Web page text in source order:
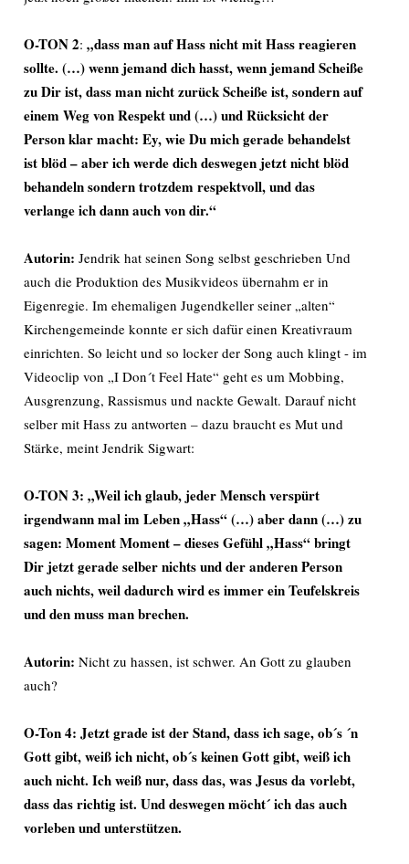
O-TON 2: „dass man auf Hass nicht mit Hass reagieren
sollte. (…) wenn jemand dich hasst, wenn jemand Scheiße
zu Dir ist, dass man nicht zurück Scheiße ist, sondern auf
einem Weg von Respekt und (…) und Rücksicht der
Person klar macht: Ey, wie Du mich gerade behandelst
ist blöd – aber ich werde dich deswegen jetzt nicht blöd
behandeln sondern trotzdem respektvoll, und das
verlange ich dann auch von dir.“
Autorin: Jendrik hat seinen Song selbst geschrieben Und
auch die Produktion des Musikvideos übernahm er in
Eigenregie. Im ehemaligen Jugendkeller seiner „alten“
Kirchengemeinde konnte er sich dafür einen Kreativraum
einrichten. So leicht und so locker der Song auch klingt - im
Videoclip von „I Don´t Feel Hate“ geht es um Mobbing,
Ausgrenzung, Rassismus und nackte Gewalt. Darauf nicht
selber mit Hass zu antworten – dazu braucht es Mut und
Stärke, meint Jendrik Sigwart:
O-TON 3: „Weil ich glaub, jeder Mensch verspürt
irgendwann mal im Leben „Hass“ (…) aber dann (…) zu
sagen: Moment Moment – dieses Gefühl „Hass“ bringt
Dir jetzt gerade selber nichts und der anderen Person
auch nichts, weil dadurch wird es immer ein Teufelskreis
und den muss man brechen.
Autorin: Nicht zu hassen, ist schwer. An Gott zu glauben
auch?
O-Ton 4: Jetzt grade ist der Stand, dass ich sage, ob´s ´n
Gott gibt, weiß ich nicht, ob´s keinen Gott gibt, weiß ich
auch nicht. Ich weiß nur, dass das, was Jesus da vorlebt,
dass das richtig ist. Und deswegen möcht´ ich das auch
vorleben und unterstützen.